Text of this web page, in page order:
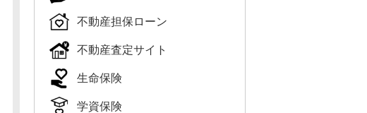
不動産担保ローン
不動産査定サイト
生命保険
学資保険